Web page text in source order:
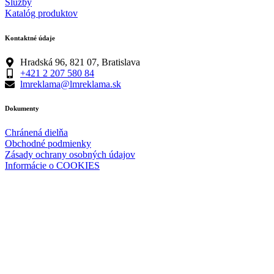
Katalóg produktov
Kontaktné údaje
Hradská 96, 821 07, Bratislava
+421 2 207 580 84
lmreklama@lmreklama.sk
Dokumenty
Chránená dielňa
Obchodné podmienky
Zásady ochrany osobných údajov
Informácie o COOKIES